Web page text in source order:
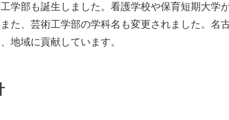
学部も誕生しました。看護学校や保育短期大学
た、芸術工学部の学科名も変更されました。名
地域に貢献しています。